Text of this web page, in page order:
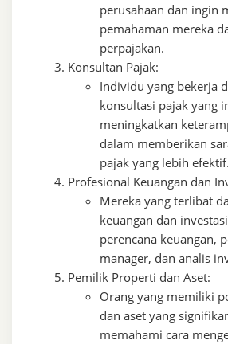
perusahaan dan ingin
pemahaman mereka
perpajakan.
Konsultan Pajak:
Individu yang bekerja
konsultasi pajak yang
meningkatkan
dalam memberikan
pajak yang lebih efektif.
Profesional Keuangan dan
Mereka yang terlibat
keuangan dan
perencana keuangan,
manager, dan analis
Pemilik Properti dan Aset:
Orang yang memiliki
dan aset yang
memahami cara